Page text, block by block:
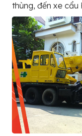
thùng, đến xe cẩu